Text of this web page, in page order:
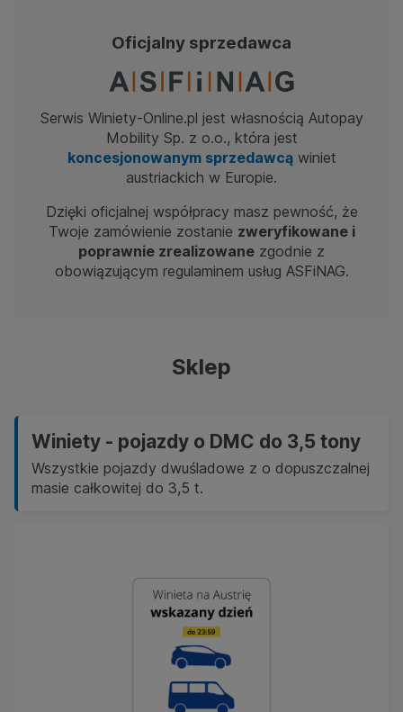
Oficjalny sprzedawca
Serwis Winiety-Online.pl jest własnością Autopay
Mobility Sp. z o.o., która jest
koncesjonowanym sprzedawcąwiniet
austriackich w Europie.
Dzięki oficjalnej współpracy masz pewność, że
Twoje zamówienie zostanie zweryfikowane i
poprawnie zrealizowane zgodnie z
obowiązującym regulaminem usług ASFiNAG.
Sklep
Winiety - pojazdy o DMC do 3,5 tony
Wszystkie pojazdy dwuśladowe z o dopuszczalnej
masie całkowitej do 3,5 t.